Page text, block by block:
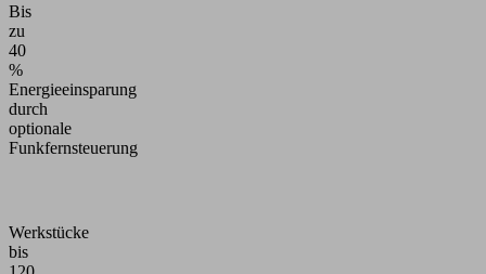
Bis
zu
40
%
Energieeinsparung
durch
optionale
Funkfernsteuerung
Werkstücke
bis